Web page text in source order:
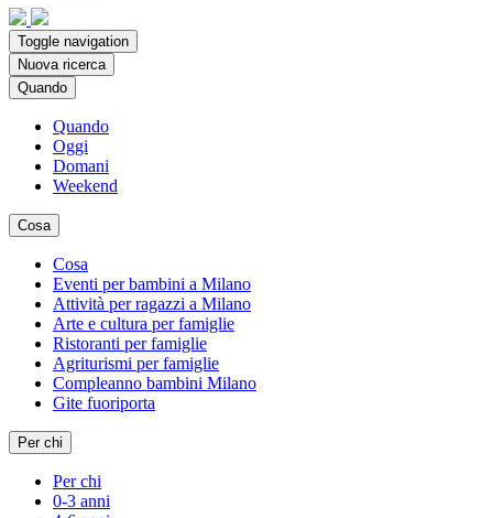
Toggle navigation
Nuova ricerca
Quando
Quando
Oggi
Domani
Weekend
Cosa
Cosa
Eventi per bambini a Milano
Attività per ragazzi a Milano
Arte e cultura per famiglie
Ristoranti per famiglie
Agriturismi per famiglie
Compleanno bambini Milano
Gite fuoriporta
Per chi
Per chi
0-3 anni